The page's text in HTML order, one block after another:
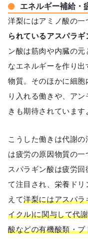
エネルギー補給・
洋梨にはアミノ酸の一
られているアスパラギ
ン酸は筋肉や内臓の
なエネルギーを作り
物質。そのほかに細
り入れる働きや、ア
きも期待されています
こうした働きは代謝
は疲労の原因物質の
スパラギン酸は疲労
て注目され、栄養ド
えて洋梨にはアスパ
イクル)に関与して代
酸などの有機酸類・